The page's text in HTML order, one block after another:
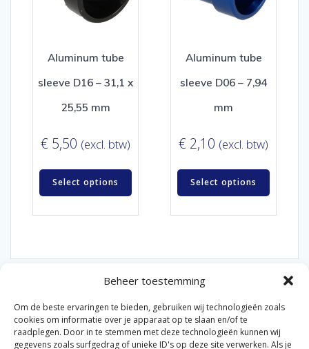
Beheer toestemming
Om de beste ervaringen te bieden, gebruiken wij technologieën zoals
cookies om informatie over je apparaat op te slaan en/of te
raadplegen. Door in te stemmen met deze technologieën kunnen wij
gegevens zoals surfgedrag of unieke ID's op deze site verwerken. Als je
Aluminum tube
sleeve D16 – 31,1 x
25,55 mm
€ 5,50 (excl. btw)
Select options
Aluminum tube
sleeve D06 – 7,94
mm
€ 2,10 (excl. btw)
Select options